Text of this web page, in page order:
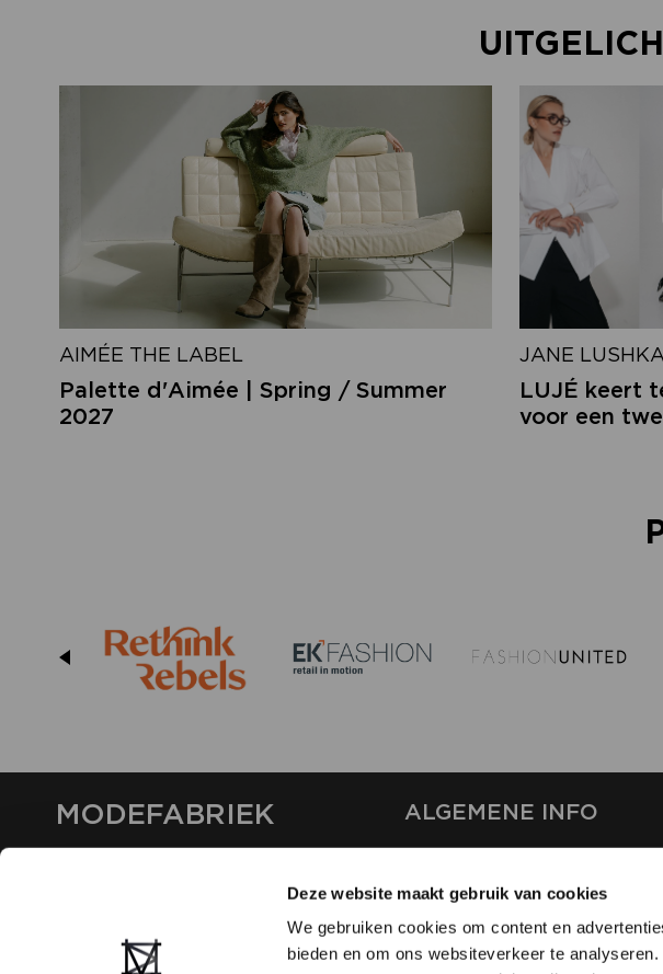
Deze website maakt gebruik van cookies
We gebruiken cookies om content en
bieden en om ons websiteverkeer te
AIMÉE THE LABEL
Palette d'Aimée | Spring / Summer
2027
JANE LUSHKA
LUJÉ keert
voor een
MODEFABRIEK ALGEMENE INFO
CONTACT
PARTNERS
ADVERTEREN